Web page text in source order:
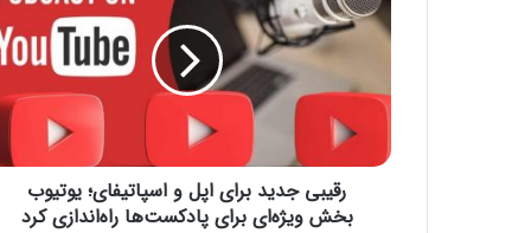
ب
ج
د
د
رقیبی جدید برای اپل و اسپاتیفای؛ یوتیوب
بخش ویژه‌ای برای پادکست‌ها راه‌اندازی کرد